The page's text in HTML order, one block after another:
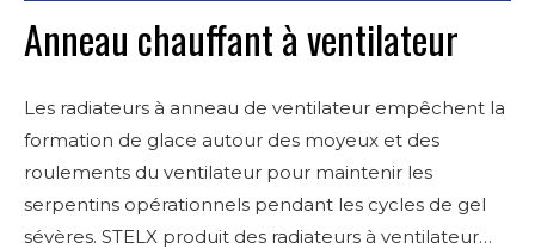
Anneau chauffant à ventilateur
Les radiateurs à anneau de ventilateur empêchent la
formation de glace autour des moyeux et des
roulements du ventilateur pour maintenir les
serpentins opérationnels pendant les cycles de gel
sévères. STELX produit des radiateurs à ventilateur